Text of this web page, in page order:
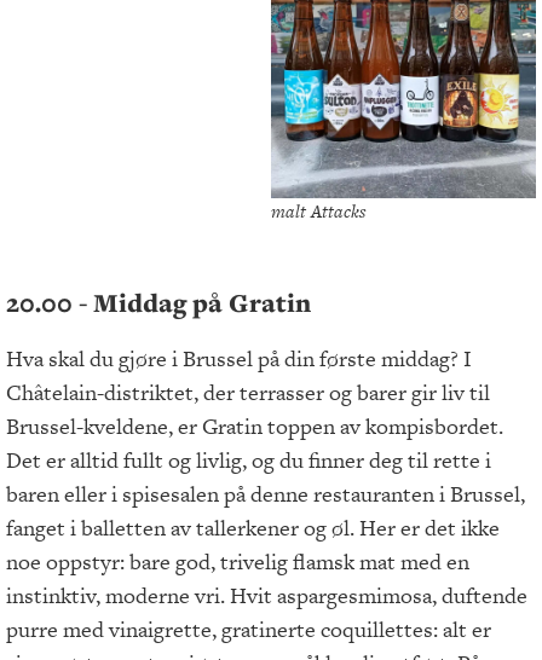
malt Attacks
20.00 - Middag på Gratin
Hva skal du gjøre i Brussel på din første middag? I
Châtelain-distriktet, der terrasser og barer gir liv til
Brussel-kveldene, er Gratin toppen av kompisbordet.
Det er alltid fullt og livlig, og du finner deg til rette i
baren eller i spisesalen på denne restauranten i Brussel,
fanget i balletten av tallerkener og øl. Her er det ikke
noe oppstyr: bare god, trivelig flamsk mat med en
instinktiv, moderne vri. Hvit aspargesmimosa, duftende
purre med vinaigrette, gratinerte coquillettes: alt er